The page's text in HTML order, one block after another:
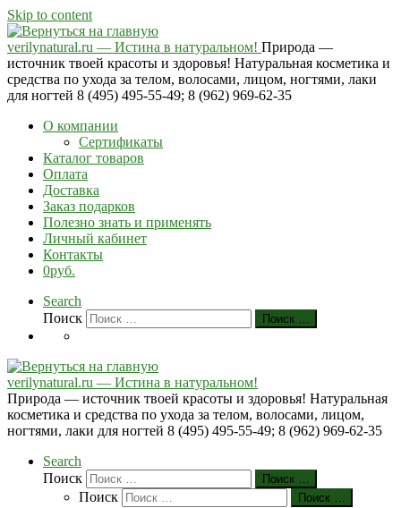
Skip to content
verilynatural.ru — Истина в натуральном! Природа —
источник твоей красоты и здоровья! Натуральная косметика и
средства по ухода за телом, волосами, лицом, ногтями, лаки
для ногтей 8 (495) 495-55-49; 8 (962) 969-62-35
О компании
Сертификаты
Каталог товаров
Оплата
Доставка
Заказ подарков
Полезно знать и применять
Личный кабинет
Контакты
0руб.
Search
Поиск
Поиск …
verilynatural.ru — Истина в натуральном!
Природа — источник твоей красоты и здоровья! Натуральная
косметика и средства по ухода за телом, волосами, лицом,
ногтями, лаки для ногтей 8 (495) 495-55-49; 8 (962) 969-62-35
Search
Поиск
Поиск …
Поиск Поиск …